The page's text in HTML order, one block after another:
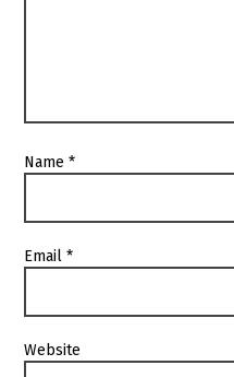
Name*
Email*
Website